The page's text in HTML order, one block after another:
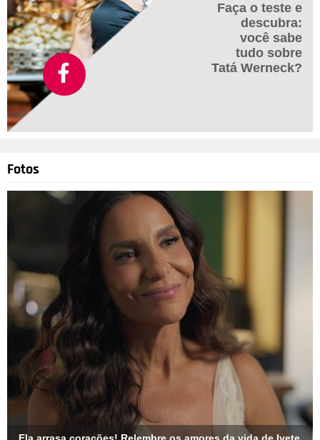
Algumas declarações de amor entre os famosso podem vir de
forma inusitada. Ricardo Pereira, por exemplo, foi pedido em
casamento pela segunda vez pela esposa Francisca Pereira,
no topo do Cristo Redentor, no Rio de Janeiro. Ao contar a
novidade aos fãs do casal, ela escreveu: Ainda em êxtase ele
disse que sim!!!! Ahahaha pedi para o meu amor Ricardo
Pereira casar comigo de novo, ano que vem temos festa
hein?! @terzihan.lisboa obrigada por me ajudarem com as
alianças embora eu saiba que ele não tinha como dizer que
não.. Os atores já estão juntos há 12 anos e são pais de
Vicente, Francisca e Julieta.
Faça o teste e
descubra:
você sabe
tudo sobre
Tatá Werneck?
Fotos